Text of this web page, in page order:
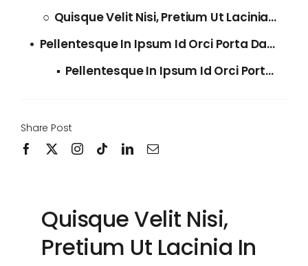
Quisque Velit Nisi, Pretium Ut Lacinia In
Pellentesque In Ipsum Id Orci Porta Dapibus.
Pellentesque In Ipsum Id Orci Porta Dapibus.
Share Post
Quisque Velit Nisi,
Pretium Ut Lacinia In